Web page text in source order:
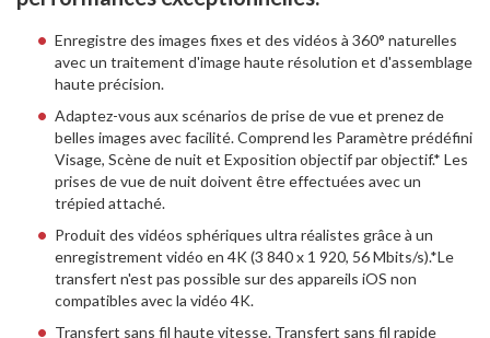
Enregistre des images fixes et des vidéos à 360° naturelles
avec un traitement d'image haute résolution et d'assemblage
haute précision.
Adaptez-vous aux scénarios de prise de vue et prenez de
belles images avec facilité. Comprend les Paramètre prédéfini
Visage, Scène de nuit et Exposition objectif par objectif.* Les
prises de vue de nuit doivent être effectuées avec un
trépied attaché.
Produit des vidéos sphériques ultra réalistes grâce à un
enregistrement vidéo en 4K (3 840 x 1 920, 56 Mbits/s).*Le
transfert n'est pas possible sur des appareils iOS non
compatibles avec la vidéo 4K.
Transfert sans fil haute vitesse. Transfert sans fil rapide